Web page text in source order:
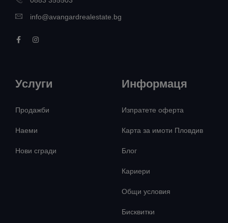
info@avangardrealestate.bg
Услуги
Продажби
Наеми
Нови сгради
Информаця
Изпратете оферта
Карта за имоти Пловдив
Блог
Кариери
Общи условия
Бисквитки